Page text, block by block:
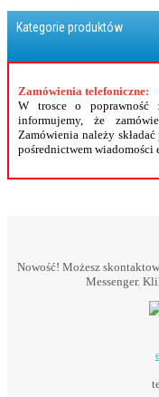
Kategorie produktów
Zamówienia telefoniczne:
W trosce o poprawność
informujemy, że
Zamówienia należy
pośrednictwem wiadomości
Nowość! Możesz
Messenger.